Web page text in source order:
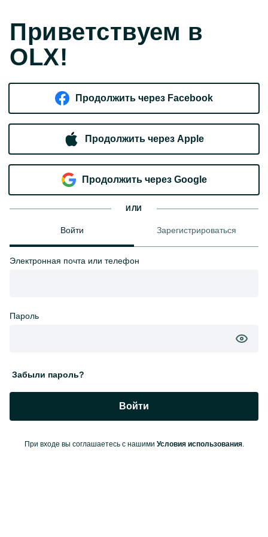
Приветствуем в
OLX!
Продолжить через Facebook
Продолжить через Apple
Продолжить через Google
ИЛИ
Войти Зарегистрироваться
Электронная почта или телефон
Пароль
Забыли пароль?
Войти
При входе вы соглашаетесь с нашими Условия использования.